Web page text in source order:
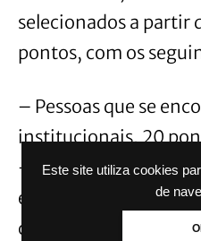
Este site utiliza cookies
de
selecionados a partir
pontos, com os
– Pessoas que se
institucionais, 20
– Pessoas cuja
estrutura física
condições de